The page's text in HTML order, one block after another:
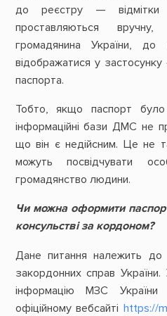
до реєстру — відмітки
проставляються
громадянина України,
відображатися у
паспорта.
Тобто, якщо паспорт
інформаційні бази ДМС не
що він є недійсним. Це не
можуть посвідчувати
громадянство людини.
Чи можна оформити
консульстві за кордоном?
Дане питання належить до
закордонних справ
інформацію МЗС
офіційному вебсайтіhttps://